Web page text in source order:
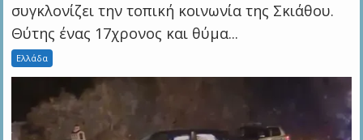
συγκλονίζει την τοπική κοινωνία της Σκιάθου.
Θύτης ένας 17χρονος και θύμα...
Ελλάδα